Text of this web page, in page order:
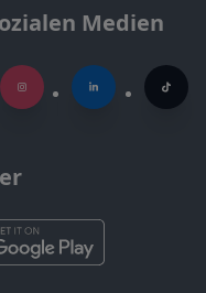
Medien